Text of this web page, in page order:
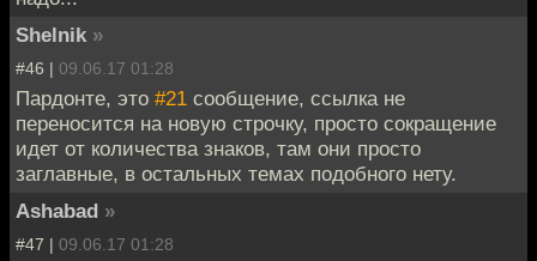
Shelnik »
#46 | 09.06.17 01:28
Пардонте, это #21 сообщение, ссылка не
переносится на новую строчку, просто сокращение
идет от количества знаков, там они просто
заглавные, в остальных темах подобного нету.
Ashabad »
#47 | 09.06.17 01:28